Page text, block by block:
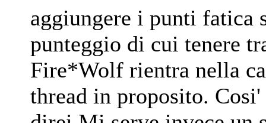
aggiungere i punti fatica
punteggio di cui tenere
Fire*Wolf rientra nella
thread in proposito.